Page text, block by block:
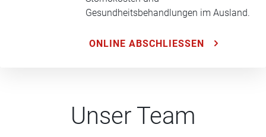
Gesundheitsbehandlungen im Ausland.
ONLINE ABSCHLIESSEN
Unser Team